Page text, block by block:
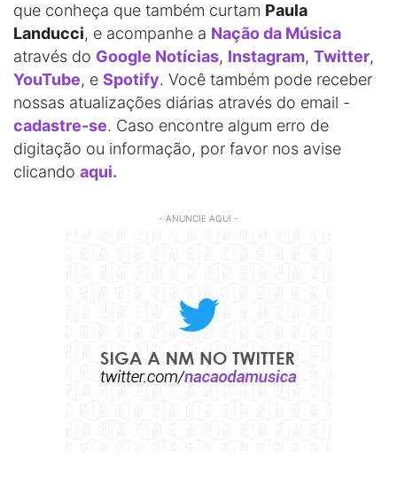
que conheça que também curtam Paula
Landucci, e acompanhe a Nação da Música
através do Google Notícias, Instagram, Twitter,
YouTube, e Spotify. Você também pode receber
nossas atualizações diárias através do email -
cadastre-se. Caso encontre algum erro de
digitação ou informação, por favor nos avise
clicando aqui.
- ANUNCIE AQUI -